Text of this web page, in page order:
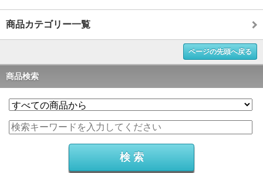
商品カテゴリー一覧
ページの先頭へ戻る
商品検索